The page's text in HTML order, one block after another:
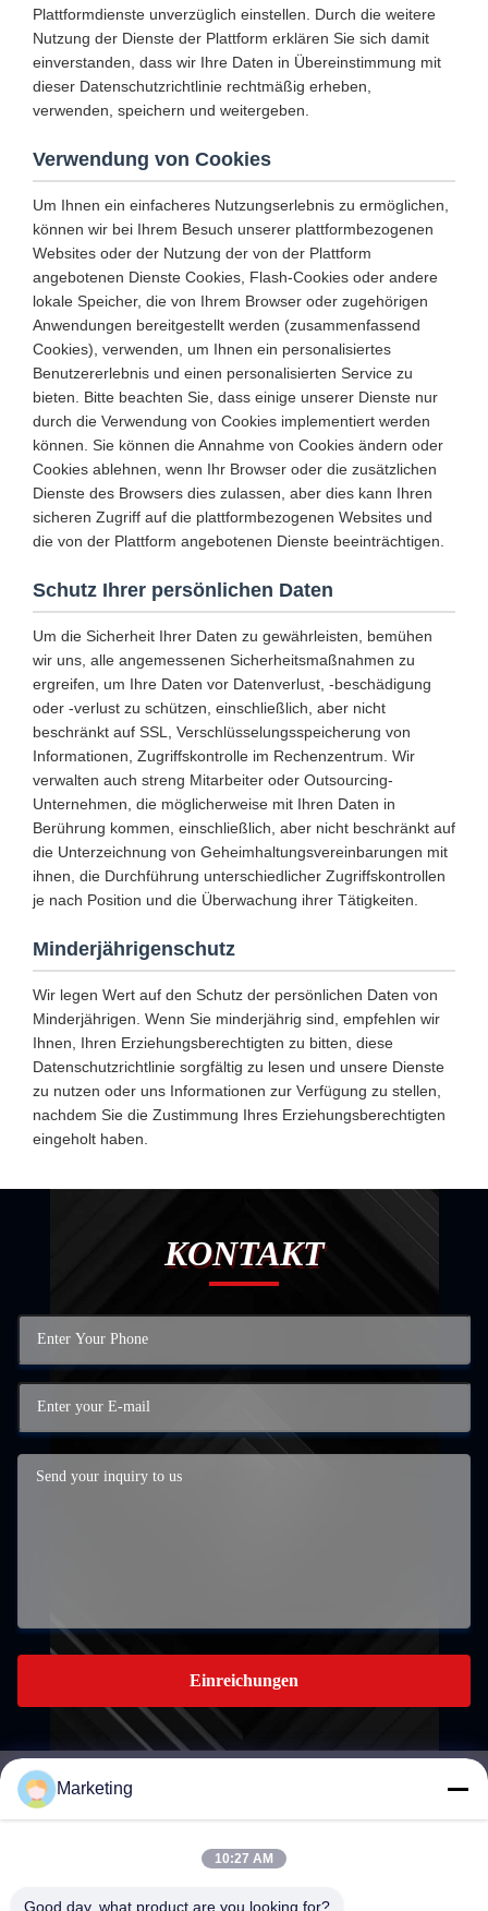
Plattformdienste unverzüglich einstellen. Durch die weitere
Nutzung der Dienste der Plattform erklären Sie sich damit
einverstanden, dass wir Ihre Daten in Übereinstimmung mit
dieser Datenschutzrichtlinie rechtmäßig erheben,
verwenden, speichern und weitergeben.
Verwendung von Cookies
Um Ihnen ein einfacheres Nutzungserlebnis zu ermöglichen,
können wir bei Ihrem Besuch unserer plattformbezogenen
Websites oder der Nutzung der von der Plattform
angebotenen Dienste Cookies, Flash-Cookies oder andere
lokale Speicher, die von Ihrem Browser oder zugehörigen
Anwendungen bereitgestellt werden (zusammenfassend
Cookies), verwenden, um Ihnen ein personalisiertes
Benutzererlebnis und einen personalisierten Service zu
bieten. Bitte beachten Sie, dass einige unserer Dienste nur
durch die Verwendung von Cookies implementiert werden
können. Sie können die Annahme von Cookies ändern oder
Cookies ablehnen, wenn Ihr Browser oder die zusätzlichen
Dienste des Browsers dies zulassen, aber dies kann Ihren
sicheren Zugriff auf die plattformbezogenen Websites und
die von der Plattform angebotenen Dienste beeinträchtigen.
Schutz Ihrer persönlichen Daten
Um die Sicherheit Ihrer Daten zu gewährleisten, bemühen
wir uns, alle angemessenen Sicherheitsmaßnahmen zu
ergreifen, um Ihre Daten vor Datenverlust, -beschädigung
oder -verlust zu schützen, einschließlich, aber nicht
beschränkt auf SSL, Verschlüsselungsspeicherung von
Informationen, Zugriffskontrolle im Rechenzentrum. Wir
verwalten auch streng Mitarbeiter oder Outsourcing-
Unternehmen, die möglicherweise mit Ihren Daten in
Berührung kommen, einschließlich, aber nicht beschränkt auf
die Unterzeichnung von Geheimhaltungsvereinbarungen mit
ihnen, die Durchführung unterschiedlicher Zugriffskontrollen
je nach Position und die Überwachung ihrer Tätigkeiten.
Minderjährigenschutz
Wir legen Wert auf den Schutz der persönlichen Daten von
Minderjährigen. Wenn Sie minderjährig sind, empfehlen wir
Ihnen, Ihren Erziehungsberechtigten zu bitten, diese
Datenschutzrichtlinie sorgfältig zu lesen und unsere Dienste
zu nutzen oder uns Informationen zur Verfügung zu stellen,
nachdem Sie die Zustimmung Ihres Erziehungsberechtigten
eingeholt haben.
KONTAKT
Einreichungen
marketing@hwashi.com
Marketing
10:27 AM
Good day, what product are you looking for?